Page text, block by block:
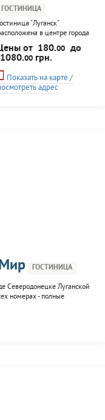
ГОСТИНИЦА
"Луганск"
в центре города
В здание отеля 19
максимальная
вместимость - 250 гостей. В
номере - все
TV, Wi-Fi,
холодильник,
от 180.00 до
1080.00 грн.
Показать на карте /
адрес
ГОСТИНИЦА
Северодонецке Луганской
номерах - полные
(кроме номеров I и II
с летней
сауну, солярий,